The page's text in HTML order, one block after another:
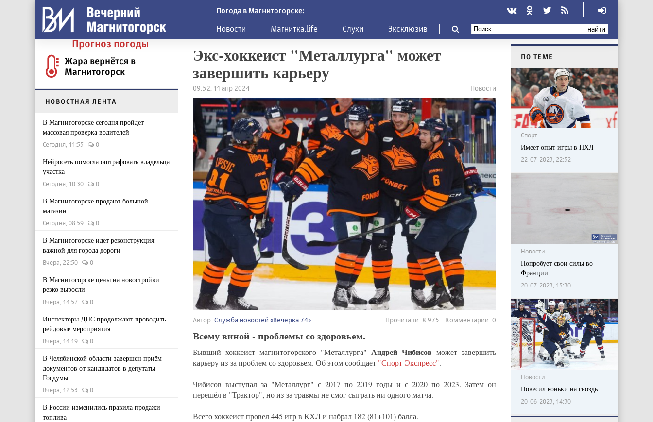
Погода в Магнитогорске:
Новости Магнитка.life Слухи Эксклюзив найти
Прогноз погоды
Жара вернётся в
Магнитогорск
НОВОСТНАЯ ЛЕНТА
В Магнитогорске сегодня пройдет
массовая проверка водителей
Сегодня, 11:55 0
Нейросеть помогла оштрафовать владельца
участка
Сегодня, 10:30 0
В Магнитогорске продают большой
магазин
Сегодня, 08:59 0
В Магнитогорске идет реконструкция
важной для города дороги
Вчера, 22:50 0
В Магнитогорске цены на новостройки
резко выросли
Вчера, 14:57 0
Инспекторы ДПС продолжают проводить
рейдовые мероприятия
Вчера, 14:19 0
В Челябинской области завершен приём
документов от кандидатов в депутаты
Госдумы
Вчера, 12:53 0
В России изменились правила продажи
топлива
Экс-хоккеист "Металлурга" может
завершить карьеру
09:52, 11 апр 2024 Новости
Автор: Служба новостей «Вечерка 74» Прочитали: 8 975 Комментарии: 0
Всему виной - проблемы со здоровьем.
Бывший хоккеист магнитогорского "Металлурга" Андрей Чибисов может завершить
карьеру из-за проблем со здоровьем. Об этом сообщает "Спорт-Экспресс".
Чибисов выступал за "Металлург" с 2017 по 2019 годы и с 2020 по 2023. Затем он
перешёл в "Трактор", но из-за травмы не смог сыграть ни одного матча.
Всего хоккеист провел 445 игр в КХЛ и набрал 182 (81+101) балла.
ПО ТЕМЕ
Спорт
Имеет опыт игры в НХЛ
22-07-2023, 22:52
Новости
Попробует свои силы во
Франции
20-07-2023, 15:30
Новости
Повесил коньки на гвоздь
20-06-2023, 14:30